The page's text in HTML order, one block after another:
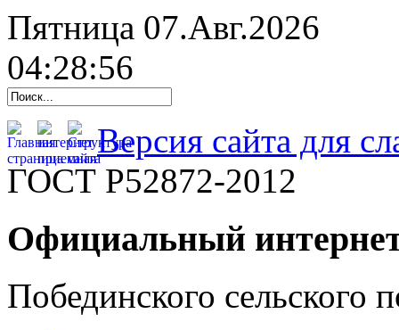
Пятница 07.Авг.2026
04:28:57
Версия сайта для
ГОСТ Р52872-2012
Официальный
Побединского сельского